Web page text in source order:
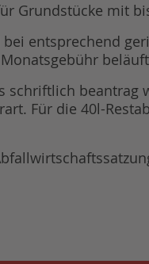
Grundstücke mit
entsprechend
schriftlich beantrag
Für die 40l-